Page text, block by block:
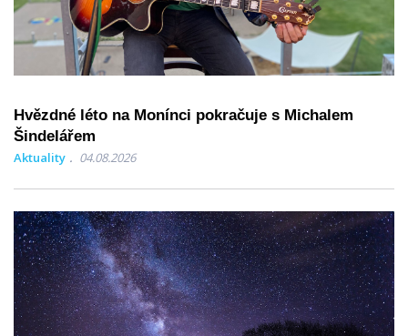
Hvězdné léto na Monínci pokračuje s Michalem
Šindelářem
Aktuality 04.08.2026